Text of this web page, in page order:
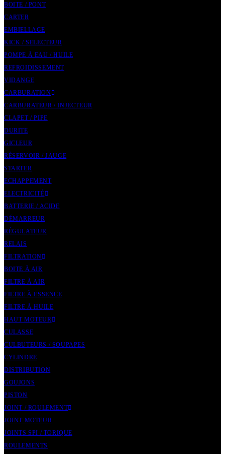
BOITE / PONT
CARTER
EMBIELLAGE
KICK / SELECTEUR
POMPE À EAU / HUILE
REFROIDISSEMENT
VIDANGE
CARBURATION
CARBURATEUR / INJECTEUR
CLAPET / PIPE
DURITE
GICLEUR
RÉSERVOIR / JAUGE
STARTER
ECHAPPEMENT
ELECTRICITÉ
BATTERIE / ACIDE
DÉMARREUR
RÉGULATEUR
RELAIS
FILTRATION
BOITE À AIR
FILTRE À AIR
FILTRE À ESSENCE
FILTRE À HUILE
HAUT MOTEUR
CULASSE
CULBUTEURS / SOUPAPES
CYLINDRE
DISTRIBUTION
GOUJONS
PISTON
JOINT / ROULEMENT
JOINT MOTEUR
JOINTS SPI / TORIQUE
ROULEMENTS